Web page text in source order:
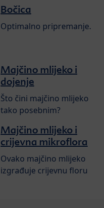
Bočica
Optimalno pripremanje.
Majčino mlijeko i
dojenje
Što čini majčino mlijeko
tako posebnim?
Majčino mlijeko i
crijevna mikroflora
Ovako majčino mlijeko
izgrađuje crijevnu floru